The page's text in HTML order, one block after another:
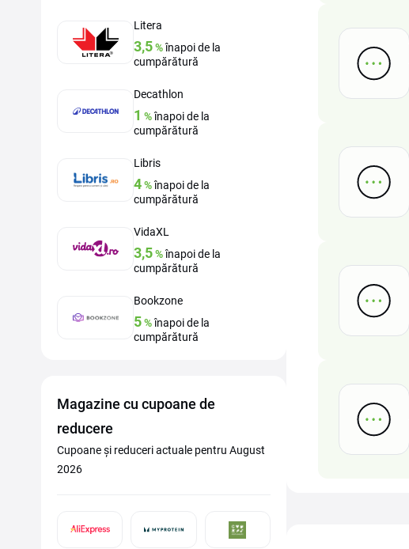
Litera
3,5%înapoi de la
cumpărătură
Decathlon
1 %înapoi de la
cumpărătură
Libris
4%înapoi de la
cumpărătură
VidaXL
3,5%înapoi de la
cumpărătură
Bookzone
5%înapoi de la
cumpărătură
Magazine cu cupoane de
reducere
Cupoane și reduceri actuale pentru August
2026